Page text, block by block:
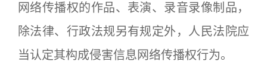
网络传播权的作品、表演、录音录像制品，
除法律、行政法规另有规定外，人民法院应
当认定其构成侵害信息网络传播权行为。